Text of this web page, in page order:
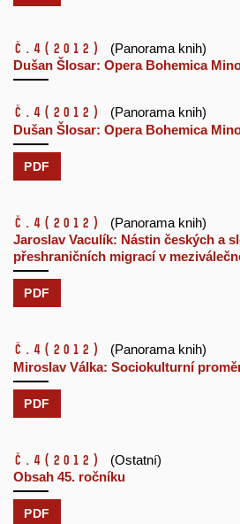
č.4 (2012)
(Panorama knih)
Dušan Šlosar: Opera Bohemica
č.4 (2012)
(Panorama knih)
Dušan Šlosar: Opera Bohemica
PDF
č.4 (2012)
(Panorama knih)
Jaroslav Vaculík: Nástin českých a
přeshraničních migrací v
PDF
č.4 (2012)
(Panorama knih)
Miroslav Válka: Sociokulturní
PDF
č.4 (2012)
(Ostatní)
Obsah 45. ročníku
PDF